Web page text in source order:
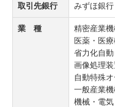
取引先銀行 みずほ銀
業 種
精密産業
医薬・医
省力化自
画像処理
自動特殊
一般産業
機械・電